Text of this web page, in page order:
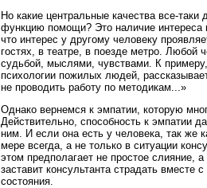
Но какие центральные качества все-
функцию помощи? Это наличие интереса
что интерес у другому человеку
гостях, в театре, в поезде метро.
судьбой, мыслями, чувствами. К
психологии пожилых людей,
не проводить работу по методикам...»
Однако вернемся к эмпатии, которую
Действительно, способность к эмпатии
ним. И если она есть у человека, так же
мере всегда, а не только в ситуации
этом предполагает не простое слияние,
заставит консультанта страдать вместе
состояния.